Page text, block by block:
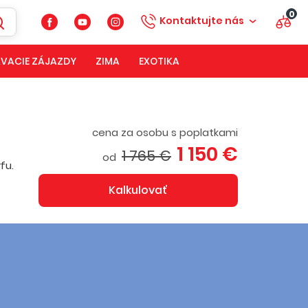
Kontaktujte nás 0
ZÁJAZDY ZIMA EXOTIKA
cena za osobu s poplatkami
od 1 765 € 1 150 €
Kalkulovať